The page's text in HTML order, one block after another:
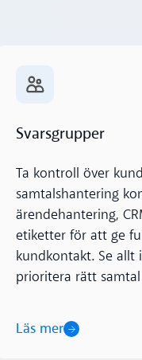
Svarsgrupper
Ta kontroll över
samtalshantering
ärendehantering,
etiketter för att ge
kundkontakt. Se allt
prioritera rätt
Läs mer
Läs mer